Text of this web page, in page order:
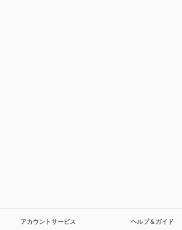
アカウントサービス ヘルプ＆ガイド